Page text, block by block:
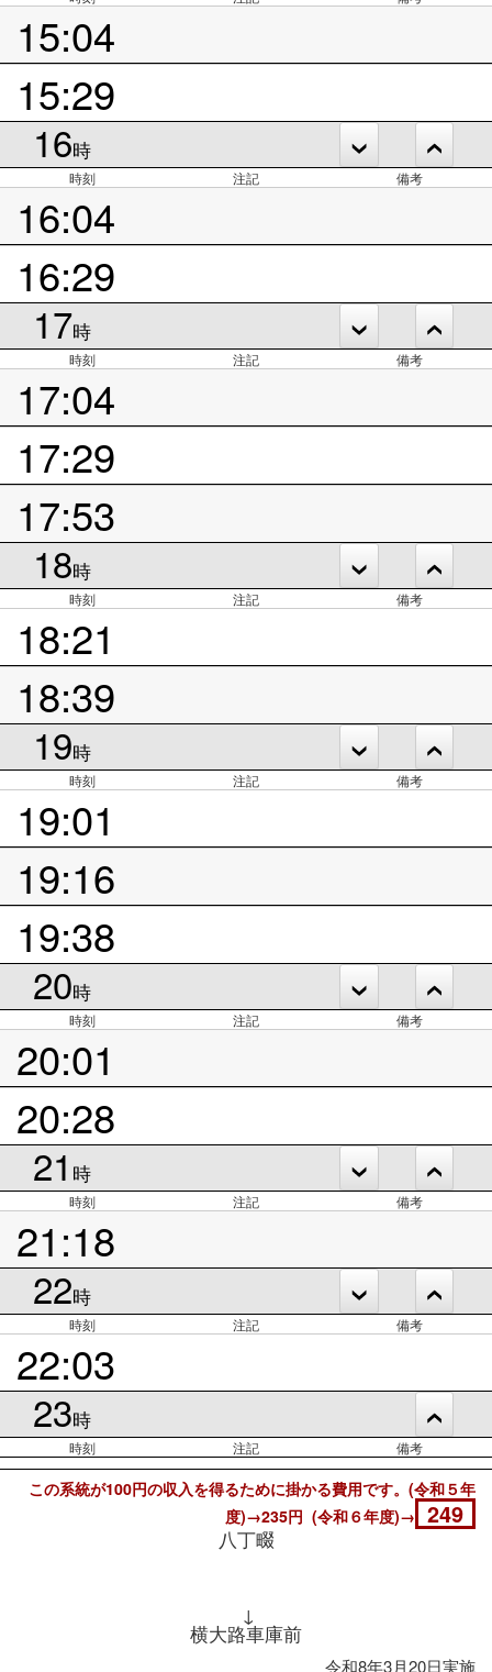
15:04
15:29
16時
時刻 注記 備考
16:04
16:29
17時
時刻 注記 備考
17:04
17:29
17:53
18時
時刻 注記 備考
18:21
18:39
19時
時刻 注記 備考
19:01
19:16
19:38
20時
時刻 注記 備考
20:01
20:28
21 時
時刻 注記 備考
21:18
22時
時刻 注記 備考
22:03
23時
時刻 注記 備考
この系統が100円の収入を得るために掛かる費用です。(令和５年
度)→235円 (令和６年度)→ 249
八丁畷
↓
横大路車庫前
令和8年3月20日実施